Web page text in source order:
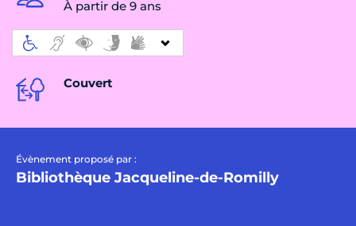
À partir de 9 ans
Couvert
Évènement proposé par :
Bibliothèque Jacqueline-de-Romilly